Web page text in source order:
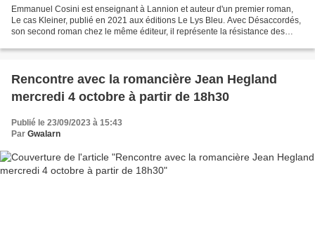
Emmanuel Cosini est enseignant à Lannion et auteur d'un premier roman,
Le cas Kleiner, publié en 2021 aux éditions Le Lys Bleu. Avec Désaccordés,
son second roman chez le même éditeur, il représente la résistance des
Rencontre avec la romancière Jean Hegland
mercredi 4 octobre à partir de 18h30
Publié le 23/09/2023 à 15:43
Par Gwalarn